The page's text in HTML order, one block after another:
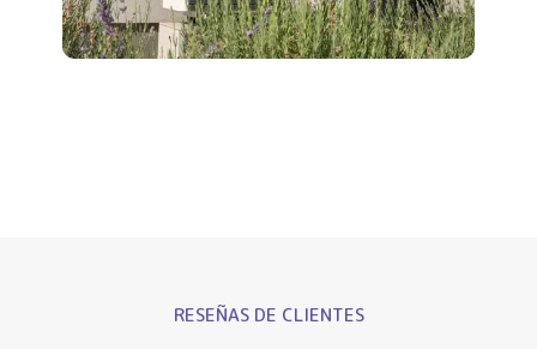
RESEÑAS DE CLIENTES